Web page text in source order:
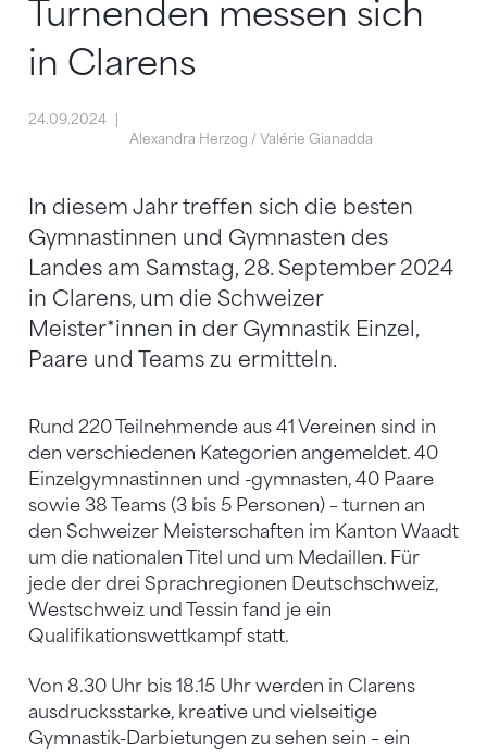
Turnenden messen sich
in Clarens
24.09.2024
Alexandra Herzog / Valérie Gianadda
In diesem Jahr treffen sich die besten
Gymnastinnen und Gymnasten des
Landes am Samstag, 28. September 2024
in Clarens, um die Schweizer
Meister*innen in der Gymnastik Einzel,
Paare und Teams zu ermitteln.
Rund 220 Teilnehmende aus 41 Vereinen sind in
den verschiedenen Kategorien angemeldet. 40
Einzelgymnastinnen und -gymnasten, 40 Paare
sowie 38 Teams (3 bis 5 Personen) – turnen an
den Schweizer Meisterschaften im Kanton Waadt
um die nationalen Titel und um Medaillen. Für
jede der drei Sprachregionen Deutschschweiz,
Westschweiz und Tessin fand je ein
Qualifikationswettkampf statt.
Von 8.30 Uhr bis 18.15 Uhr werden in Clarens
ausdrucksstarke, kreative und vielseitige
Gymnastik-Darbietungen zu sehen sein – ein